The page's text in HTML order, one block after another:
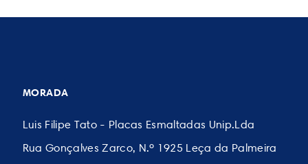
MORADA
Luis Filipe Tato - Placas Esmaltadas Unip.Lda
Rua Gonçalves Zarco, N.º 1925 Leça da Palmeira